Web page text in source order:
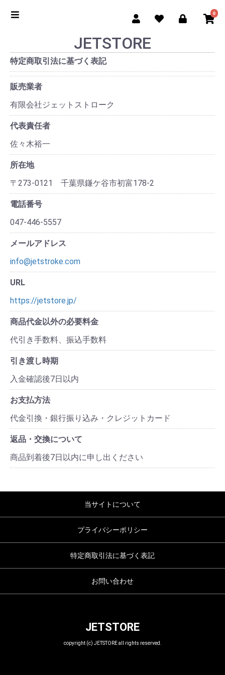
0
JETSTORE
特定商取引法に基づく表記
販売業者
有限会社ジェットストローク
代表責任者
佐々木裕一
所在地
〒273-0121 千葉県鎌ケ谷市初富178-2
電話番号
047-446-5557
メールアドレス
info@jetstroke.com
URL
https://jetstore.jp/
商品代金以外の必要料金
代引き手数料、振込手数料
引き渡し時期
入金確認後7日以内
お支払方法
代金引換・銀行振り込み・クレジットカード
返品・交換について
商品到着後7日以内に申し出ください
当サイトについて
プライバシーポリシー
特定商取引法に基づく表記
お問い合わせ
JETSTORE
copyright (c) JETSTORE all rights reserved.